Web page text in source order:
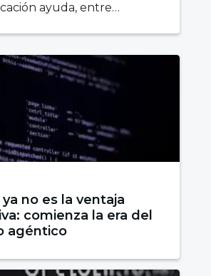
ayuda, entre…
no es la ventaja
comienza la era del
agéntico